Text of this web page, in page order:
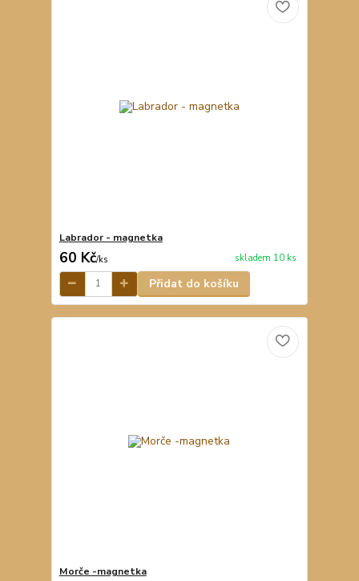
Labrador - magnetka
60 Kč/ks skladem 10 ks
Přidat do košíku
Morče -magnetka